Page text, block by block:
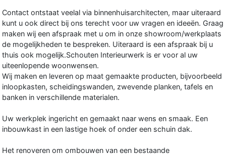
Contact ontstaat veelal via binnenhuisarchitecten, maar uiteraard
kunt u ook direct bij ons terecht voor uw vragen en ideeën. Graag
maken wij een afspraak met u om in onze showroom/werkplaats
de mogelijkheden te bespreken. Uiteraard is een afspraak bij u
thuis ook mogelijk.Schouten Interieurwerk is er voor al uw
uiteenlopende woonwensen.
Wij maken en leveren op maat gemaakte producten, bijvoorbeeld
inloopkasten, scheidingswanden, zwevende planken, tafels en
banken in verschillende materialen.
Uw werkplek ingericht en gemaakt naar wens en smaak. Een
inbouwkast in een lastige hoek of onder een schuin dak.
Het renoveren om ombouwen van een bestaande